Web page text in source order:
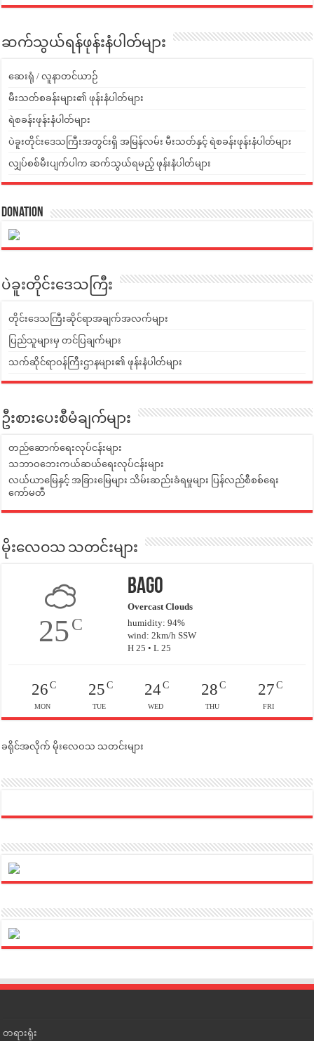
ဆက်သွယ်ရန်ဖုန်းနံပါတ်များ
ဆေးရုံ / လူနာတင်ယာဉ်
မီးသတ်စခန်းများ၏ ဖုန်းနံပါတ်များ
ရဲစခန်းဖုန်းနံပါတ်များ
ပဲခူးတိုင်းဒေသကြီးအတွင်းရှိ အမြန်လမ်း မီးသတ်နှင့် ရဲစခန်းဖုန်းနံပါတ်များ
လျှပ်စစ်မီးပျက်ပါက ဆက်သွယ်ရမည့် ဖုန်းနံပါတ်များ
Donation
ပဲခူးတိုင်းဒေသကြီး
တိုင်းဒေသကြီးဆိုင်ရာအချက်အလက်များ
ပြည်သူများမှ တင်ပြချက်များ
သက်ဆိုင်ရာဝန်ကြီးဌာနများ၏ ဖုန်းနံပါတ်များ
ဦးစားပေးစီမံချက်များ
တည်ဆောက်ရေးလုပ်ငန်းများ
သဘာဝဘေးကယ်ဆယ်ရေးလုပ်ငန်းများ
လယ်ယာမြေနှင့် အခြားမြေများ သိမ်းဆည်းခံရမှုများ ပြန်လည်စီစစ်ရေး
ကော်မတီ
မိုးလေဝသ သတင်းများ
25C
Bago
Overcast Clouds
humidity: 94%
wind: 2km/h SSW
H 25 • L 25
26C
MON
25C
TUE
24C
WED
28C
THU
27C
FRI
ခရိုင်အလိုက် မိုးလေဝသ သတင်းများ
တရားရုံး